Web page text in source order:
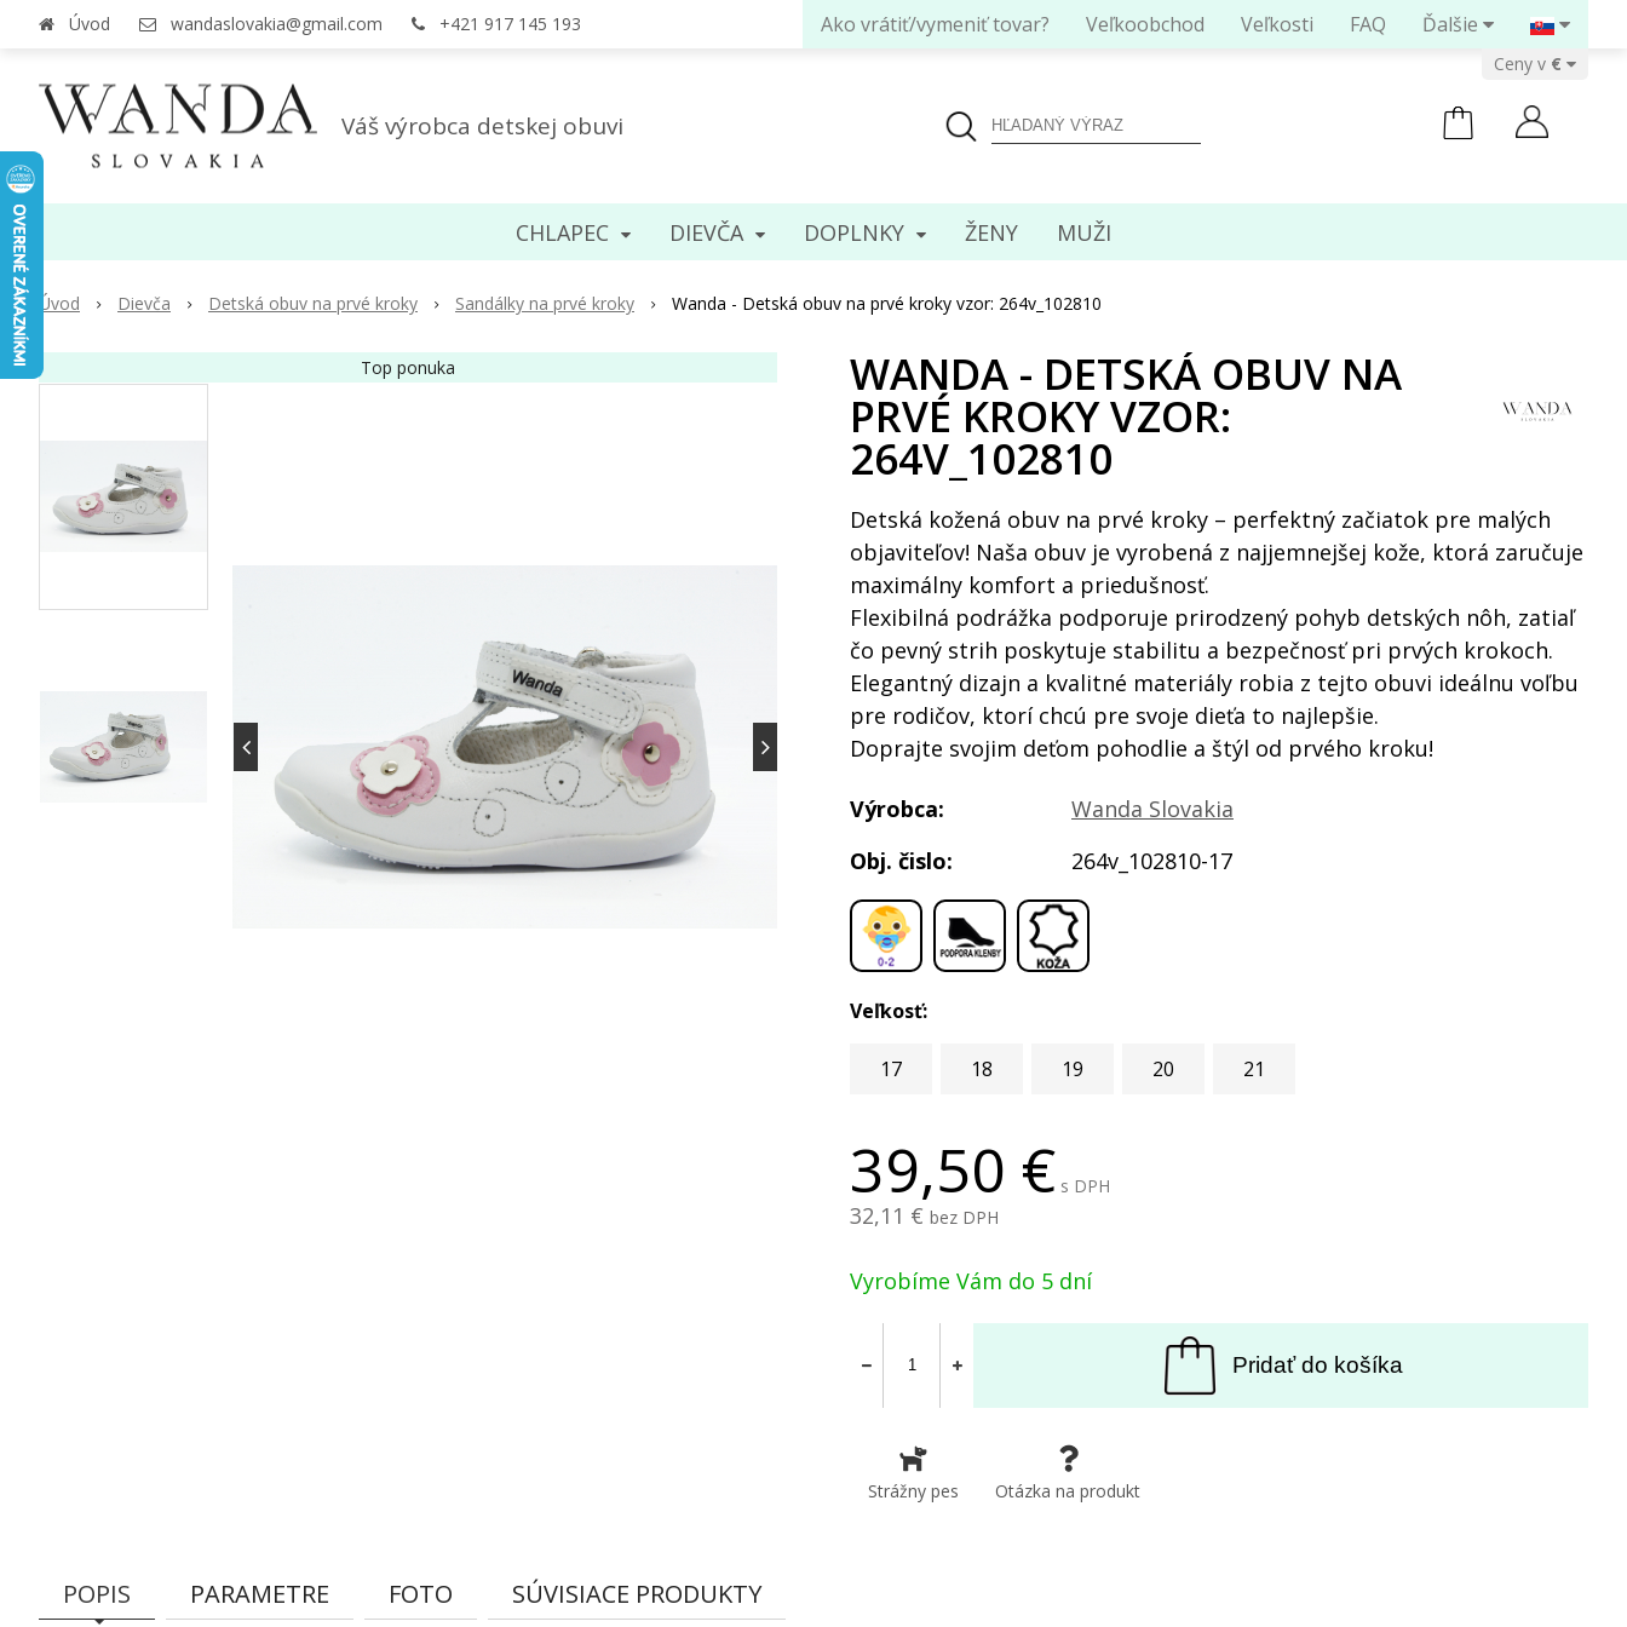
Váš výrobca detskej obuvi
Úvod wandaslovakia@gmail.com +421 917 145 193 Ako vrátiť/vymeniť tovar? Veľkoobchod Veľkosti FAQ Ďalšie
Ceny v
CHLAPEC DIEVČA DOPLNKY ENY MUŽI
Úvod Dievča Detská obuv na prvé kroky Sandálky na prvé kroky Wanda - Detská obuv na prvé kroky vzor: 264v_102810
Top ponuka
39,50 s DPH
32,11 bez DPH
Vyrobíme Vám do 5 dní
Pridať do košíka
Strážny pes Otázka na produkt
WANDA - DETSKÁ OBUV NA
PRVÉ KROKY VZOR:
264V_102810
Detská kožená obuv na prvé kroky – perfektný začiatok pre malých
objaviteľov! Naša obuv je vyrobená z najjemnejšej kože, ktorá zaručuje
maximálny komfort a priedušnosť.
Flexibilná podrážka podporuje prirodzený pohyb detských nôh, zatiaľ
čo pevný strih poskytuje stabilitu a bezpečnosť pri prvých krokoch.
Elegantný dizajn a kvalitné materiály robia z tejto obuvi ideálnu voľbu
pre rodičov, ktorí chcú pre svoje dieťa to najlepšie.
Doprajte svojim deťom pohodlie a štýl od prvého kroku!
Výrobca:
Wanda Slovakia
Obj. čislo:
264v_102810-17
Veľkosť:
17 18 19 20 21
POPIS PARAMETRE FOTO SÚVISIACE PRODUKTY